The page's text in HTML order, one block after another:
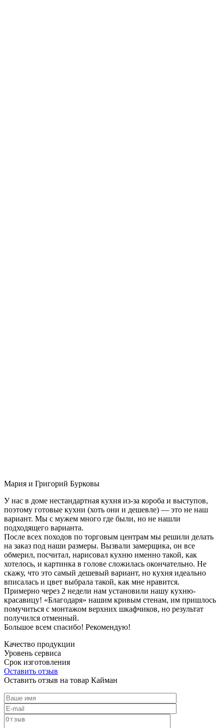
Мария и Григорий Бурковы
У нас в доме нестандартная кухня из-за короба и выступов,
поэтому готовые кухни (хоть они и дешевле) — это не наш
вариант. Мы с мужем много где были, но не нашли
подходящего варианта.
После всех походов по торговым центрам мы решили делать
на заказ под наши размеры. Вызвали замерщика, он все
обмерил, посчитал, нарисовал кухню именно такой, как
хотелось, и картинка в голове сложилась окончательно. Не
скажу, что это самый дешевый вариант, но кухня идеально
вписалась и цвет выбрала такой, как мне нравится.
Примерно через 2 недели нам установили нашу кухню-
красавицу! «Благодаря» нашим кривым стенам, им пришлось
помучиться с монтажом верхних шкафчиков, но результат
получился отменный.
Большое всем спасибо! Рекомендую!
Качество продукции
Уровень сервиса
Срок изготовления
Оставить отзыв
Оставить отзыв на товар Кайман